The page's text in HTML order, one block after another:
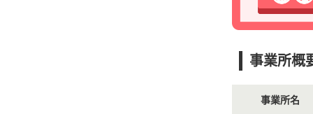
事業所概
事業所名